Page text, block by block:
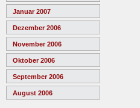
Januar 2007
Dezember 2006
November 2006
Oktober 2006
September 2006
August 2006